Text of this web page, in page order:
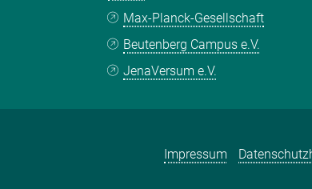
Max-Planck-Gesellschaft
Beutenberg Campus e.V.
JenaVersum e.V.
Impressum